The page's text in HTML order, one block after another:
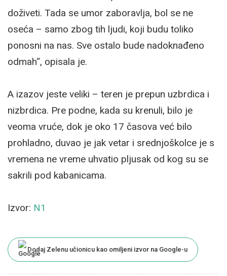
doživeti. Tada se umor zaboravlja, bol se ne
oseća – samo zbog tih ljudi, koji budu toliko
ponosni na nas. Sve ostalo bude nadoknađeno
odmah“, opisala je.
A izazov jeste veliki – teren je prepun uzbrdica i
nizbrdica. Pre podne, kada su krenuli, bilo je
veoma vruće, dok je oko 17 časova već bilo
prohladno, duvao je jak vetar i srednjoškolce je s
vremena ne vreme uhvatio pljusak od kog su se
sakrili pod kabanicama.
Izvor: N1
Dodaj Zelenu učionicu kao omiljeni izvor na Google-u